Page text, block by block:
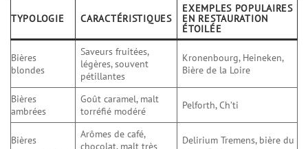
TYPOLOGIE CARACTÉRISTIQUES
EXEMPLES POPULAIRES
EN RESTAURATION
ÉTOILÉE
Bières
blondes
Saveurs fruitées,
légères, souvent
pétillantes
Kronenbourg, Heineken,
Bière de la Loire
Bières
ambrées
Goût caramel, malt
torréfié modéré
Pelforth, Ch’ti
Bières
Arômes de café,
chocolat, malt très
Delirium Tremens, bière du